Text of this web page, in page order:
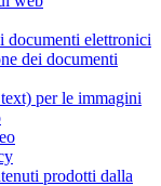
documenti elettronici
dei documenti
per le immagini
prodotti dalla